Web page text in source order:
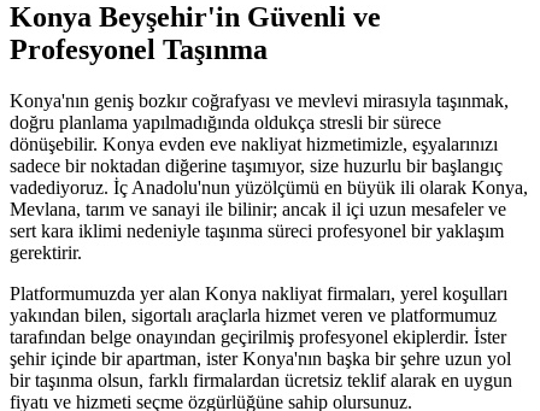
Konya Beyşehir'in Güvenli ve
Profesyonel Taşınma
Konya'nın geniş bozkır coğrafyası ve mevlevi mirasıyla taşınmak,
doğru planlama yapılmadığında oldukça stresli bir sürece
dönüşebilir. Konya evden eve nakliyat hizmetimizle, eşyalarınızı
sadece bir noktadan diğerine taşımıyor, size huzurlu bir başlangıç
vadediyoruz. İç Anadolu'nun yüzölçümü en büyük ili olarak Konya,
Mevlana, tarım ve sanayi ile bilinir; ancak il içi uzun mesafeler ve
sert kara iklimi nedeniyle taşınma süreci profesyonel bir yaklaşım
gerektirir.
Platformumuzda yer alan Konya nakliyat firmaları, yerel koşulları
yakından bilen, sigortalı araçlarla hizmet veren ve platformumuz
tarafından belge onayından geçirilmiş profesyonel ekiplerdir. İster
şehir içinde bir apartman, ister Konya'nın başka bir şehre uzun yol
bir taşınma olsun, farklı firmalardan ücretsiz teklif alarak en uygun
fiyatı ve hizmeti seçme özgürlüğüne sahip olursunuz.